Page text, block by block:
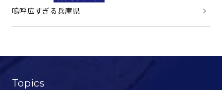
Topics
嗚呼広すぎる兵庫県